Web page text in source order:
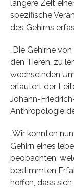
längere Zeit
spezifische
des Gehirns
„Die Gehirne
den Tieren, zu
wechselnden
erläutert der
Johann-
Anthropologie
„Wir konnten
Gehirn eines
beobachten,
bestimmten
hoffen, dass